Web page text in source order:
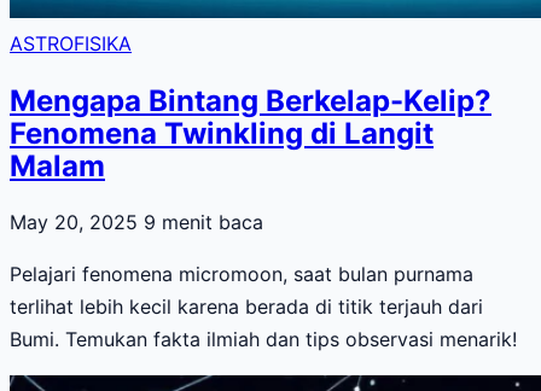
ASTROFISIKA
Mengapa Bintang Berkelap-Kelip?
Fenomena Twinkling di Langit
Malam
May 20, 2025 9 menit baca
Pelajari fenomena micromoon, saat bulan purnama
terlihat lebih kecil karena berada di titik terjauh dari
Bumi. Temukan fakta ilmiah dan tips observasi menarik!